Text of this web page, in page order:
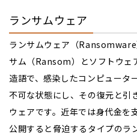
ランサムウェア
ランサムウェア（
サム（Ransom）とソフトウ
造語で、感染したコンピュータ
不可な状態にし、その復元と引
ウェアです。近年では身代金を
公開すると脅迫するタイプのラ